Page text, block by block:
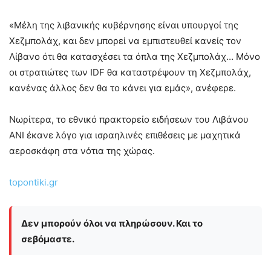
«Μέλη της λιβανικής κυβέρνησης είναι υπουργοί της
Χεζμπολάχ, και δεν μπορεί να εμπιστευθεί κανείς τον
Λίβανο ότι θα κατασχέσει τα όπλα της Χεζμπολάχ… Μόνο
οι στρατιώτες των IDF θα καταστρέψουν τη Χεζμπολάχ,
κανένας άλλος δεν θα το κάνει για εμάς», ανέφερε.
Νωρίτερα, το εθνικό πρακτορείο ειδήσεων του Λιβάνου
ANI έκανε λόγο για ισραηλινές επιθέσεις με μαχητικά
αεροσκάφη στα νότια της χώρας.
topontiki.gr
Δεν μπορούν όλοι να πληρώσουν. Και το
σεβόμαστε.